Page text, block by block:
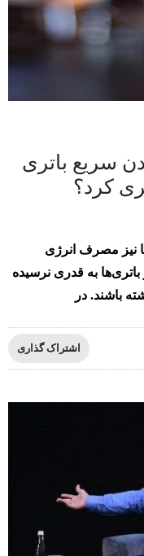
سریع باتری
کرد؟
نیز مصرف انرژی
باتری‌ها به قدری نرسیده
باشند.‌ در
اشتراک گذاری